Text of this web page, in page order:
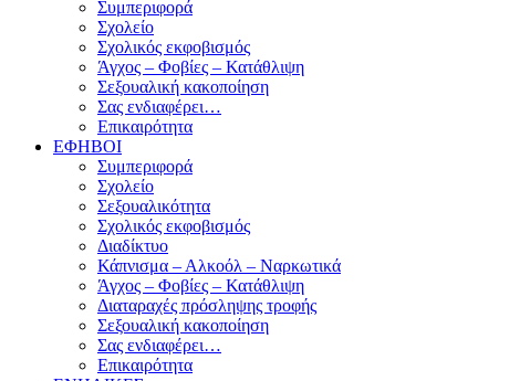
Συμπεριφορά
Σχολείο
Σχολικός εκφοβισμός
Άγχος – Φοβίες – Κατάθλιψη
Σεξουαλική κακοποίηση
Σας ενδιαφέρει…
Επικαιρότητα
ΕΦΗΒΟΙ
Συμπεριφορά
Σχολείο
Σεξουαλικότητα
Σχολικός εκφοβισμός
Διαδίκτυο
Κάπνισμα – Αλκοόλ – Ναρκωτικά
Άγχος – Φοβίες – Κατάθλιψη
Διαταραχές πρόσληψης τροφής
Σεξουαλική κακοποίηση
Σας ενδιαφέρει…
Επικαιρότητα